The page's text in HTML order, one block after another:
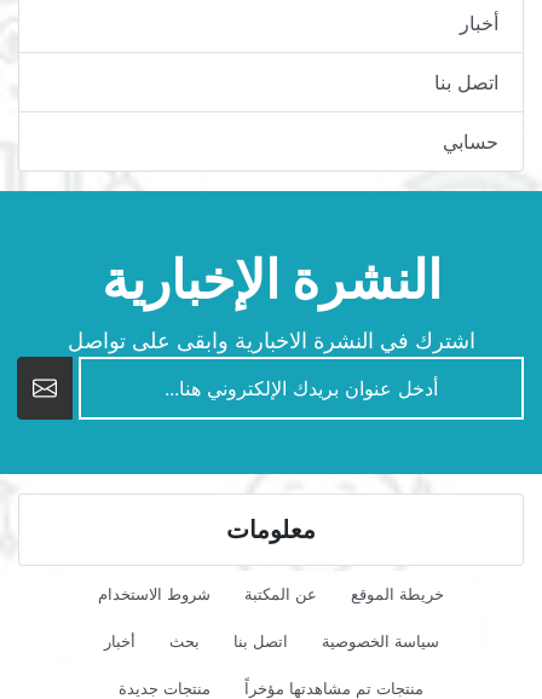
أخبار
اتصل بنا
حسابي
النشرة الإخبارية
اشترك في النشرة الاخبارية وابقى على تواصل
newsletter
معلومات
خريطة الموقع عن المكتبة شروط الاستخدام
سياسة الخصوصية اتصل بنا بحث أخبار
منتجات تم مشاهدتها مؤخراً منتجات جديدة